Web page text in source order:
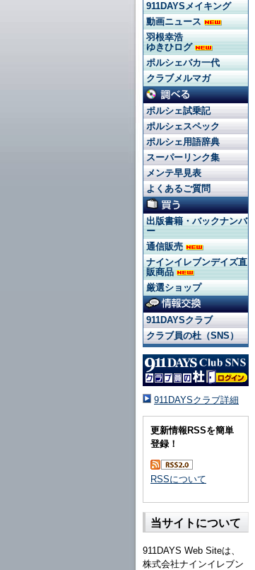
911DAYSメイキング
動画ニュース
羽根幸浩
ゆきひログ
ポルシェバカ一代
クラブメルマガ
ポルシェ試乗記
ポルシェスペック
ポルシェ用語辞典
スーパーリンク集
メンテ早見表
よくあるご質問
出版書籍・バックナンバ
ー
通信販売
ナインイレブンデイズ直
販商品
厳選ショップ
911DAYSクラブ
クラブ員の杜（SNS）
911DAYSクラブ詳細
更新情報RSSを簡単
登録！
RSSについて
当サイトについて
911DAYS Web Siteは、
株式会社ナインイレブン